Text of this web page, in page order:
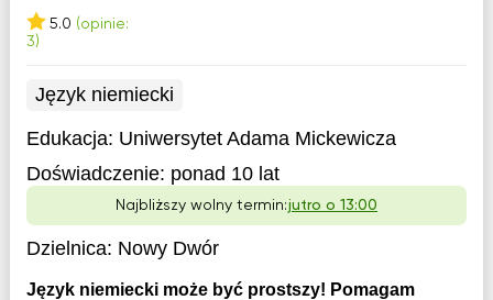
5.0 (opinie:
3)
Język niemiecki
Edukacja: Uniwersytet Adama Mickewicza
Doświadczenie: ponad 10 lat
Najbliższy wolny termin:jutro o 13:00
Dzielnica: Nowy Dwór
Język niemiecki może być prostszy! Pomagam